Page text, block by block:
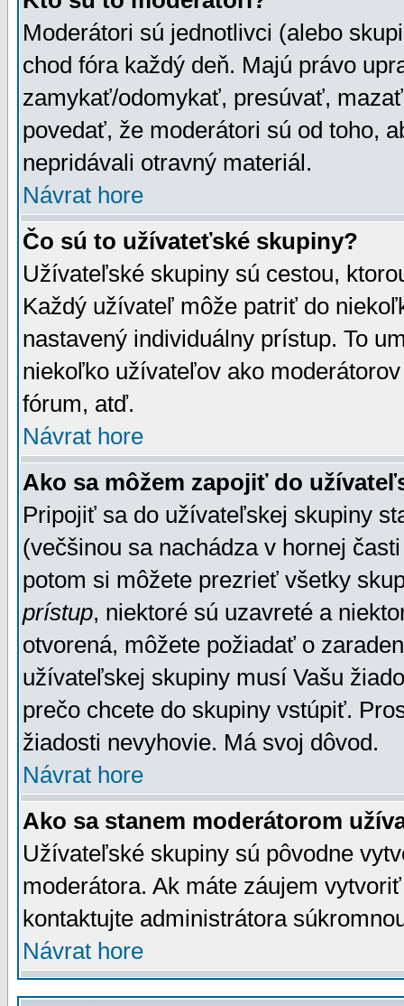
Moderátori sú jednotlivci (alebo
chod fóra každý deň. Majú právo
zamykať/odomykať, presúvať,
povedať, že moderátori sú od toho,
nepridávali otravný materiál.
Návrat hore
Čo sú to užívateťské skupiny?
Užívateľské skupiny sú cestou,
Každý užívateľ môže patriť do
nastavený individuálny prístup. To
niekoľko užívateľov ako
fórum, atď.
Návrat hore
Ako sa môžem zapojiť do
Pripojiť sa do užívateľskej skupiny
(večšinou sa nachádza v hornej
potom si môžete prezrieť všetky
prístup, niektoré sú uzavreté a
otvorená, môžete požiadať o
užívateľskej skupiny musí Vašu
prečo chcete do skupiny vstúpiť.
žiadosti nevyhovie. Má svoj dôvod.
Návrat hore
Ako sa stanem moderátorom
Užívateľské skupiny sú pôvodne
moderátora. Ak máte záujem
kontaktujte administrátora
Návrat hore